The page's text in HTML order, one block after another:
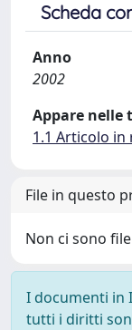
Scheda
Anno
2002
Appare nelle
1.1 Articolo in
File in questo
Non ci sono
I documenti in
tutti i diritti